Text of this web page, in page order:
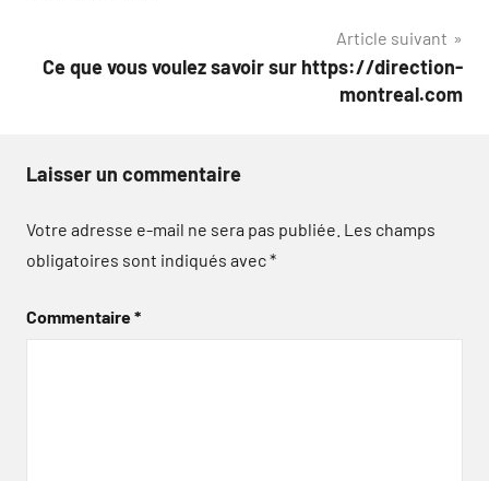
Article suivant
Ce que vous voulez savoir sur https://direction-
montreal.com
Laisser un commentaire
Votre adresse e-mail ne sera pas publiée. Les champs
obligatoires sont indiqués avec*
Commentaire*